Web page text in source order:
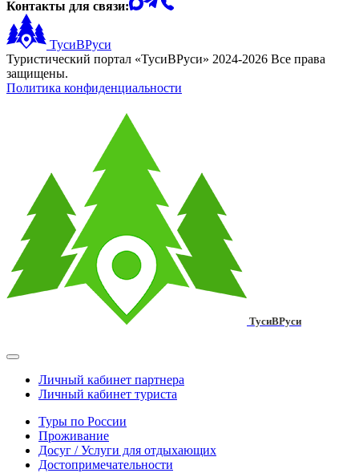
Контакты для связи:
ТусиВРуси
Туристический портал «ТусиВРуси» 2024-2026 Все права
защищены.
Политика конфиденциальности
ТусиВРуси
Личный кабинет партнера
Личный кабинет туриста
Туры по России
Проживание
Досуг / Услуги для отдыхающих
Достопримечательности